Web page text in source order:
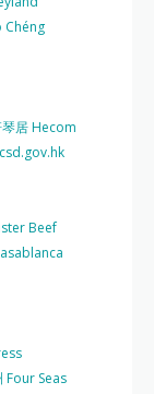
Chéng
居 Hecom
Beef
Four Seas